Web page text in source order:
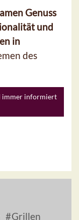
Genuss
und
in
des
immer informiert
Grillen